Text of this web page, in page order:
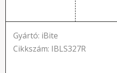
Gyártó: iBite
Cikkszám: IBLS327R